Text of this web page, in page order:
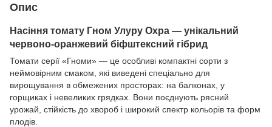
Опис
Насіння томату Гном Улуру Охра — унікальний
червоно-оранжевий біфштексний гібрид
Томати серії «Гноми» — це особливі компактні сорти з
неймовірним смаком, які виведені спеціально для
вирощування в обмежених просторах: на балконах, у
горщиках і невеликих грядках. Вони поєднують рясний
урожай, стійкість до хвороб і широкий спектр кольорів та форм
плодів.